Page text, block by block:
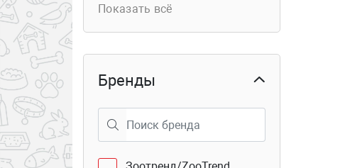
103б)
Столетия Владивостока,
40
Семёновская 25
Показать всё
Бренды